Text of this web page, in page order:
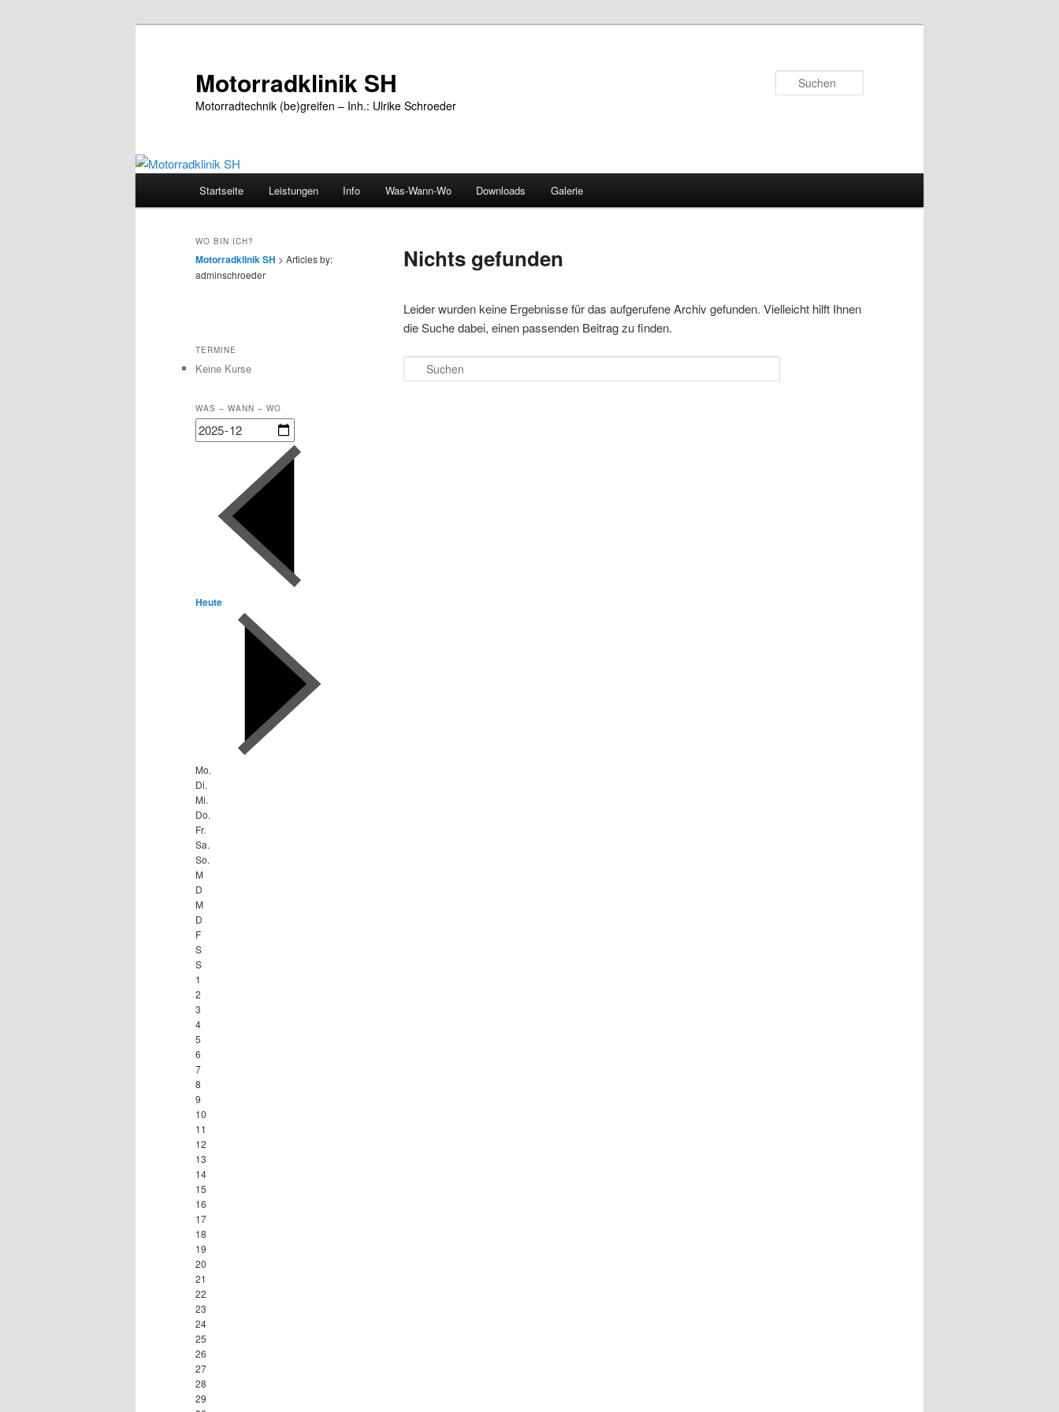
Motorradklinik SH
Motorradtechnik (be)greifen – Inh.: Ulrike Schroeder
Startseite Leistungen Info Was-Wann-Wo Downloads Galerie
Nichts gefunden
Leider wurden keine Ergebnisse für das aufgerufene Archiv gefunden. Vielleicht hilft Ihnen
die Suche dabei, einen passenden Beitrag zu finden.
Suchen
WO BIN ICH?
Motorradklinik SH > Articles by:
adminschroeder
TERMINE
Keine Kurse
WAS – WANN – WO
Heute
Mo.
Di.
Mi.
Do.
Fr.
Sa.
So.
M
D
M
D
F
S
S
1
2
3
4
5
6
7
8
9
10
11
12
13
14
15
16
17
18
19
20
21
22
23
24
25
26
27
28
29